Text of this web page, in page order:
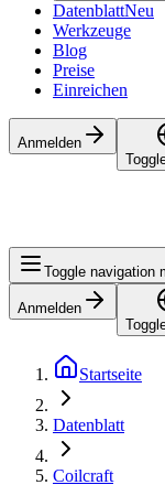
DatenblattNeu
Werkzeuge
Blog
Preise
Einreichen
Anmelden
Toggle navigation
Anmelden
Startseite
Datenblatt
Coilcraft